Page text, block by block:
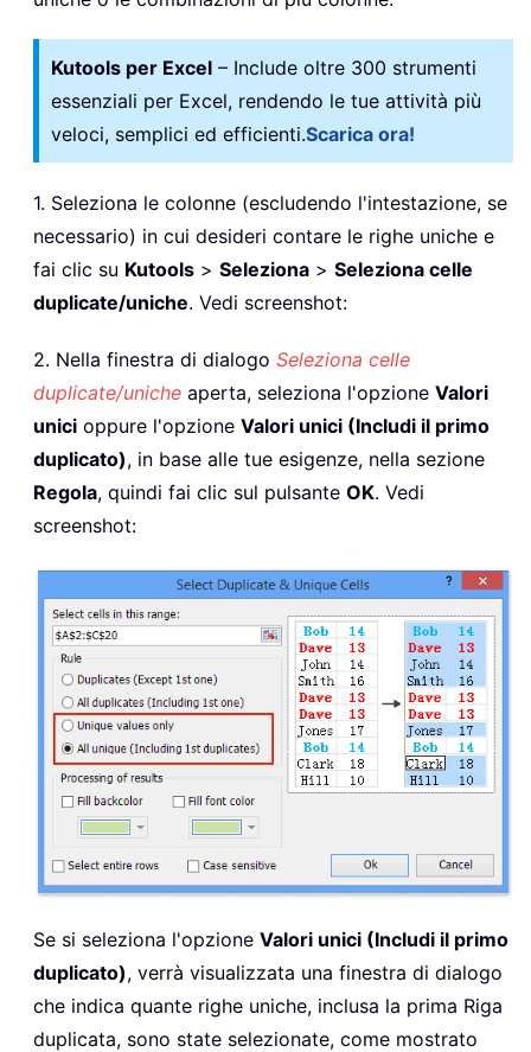
Kutools per Excel – Include oltre 300 strumenti
essenziali per Excel, rendendo le tue attività più
veloci, semplici ed efficienti.Scarica ora!
1. Seleziona le colonne (escludendo l'intestazione, se
necessario) in cui desideri contare le righe uniche e
fai clic su Kutools > Seleziona > Seleziona celle
duplicate/uniche. Vedi screenshot:
2. Nella finestra di dialogo Seleziona celle
duplicate/uniche aperta, seleziona l'opzione Valori
unici oppure l'opzione Valori unici (Includi il primo
duplicato), in base alle tue esigenze, nella sezione
Regola, quindi fai clic sul pulsante OK. Vedi
screenshot:
Se si seleziona l'opzione Valori unici (Includi il primo
duplicato), verrà visualizzata una finestra di dialogo
che indica quante righe uniche, inclusa la prima Riga
duplicata, sono state selezionate, come mostrato